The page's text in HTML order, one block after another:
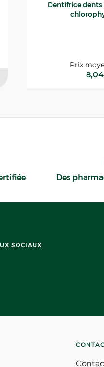
Dentifrice dents
Prix
Des
SOCIAUX